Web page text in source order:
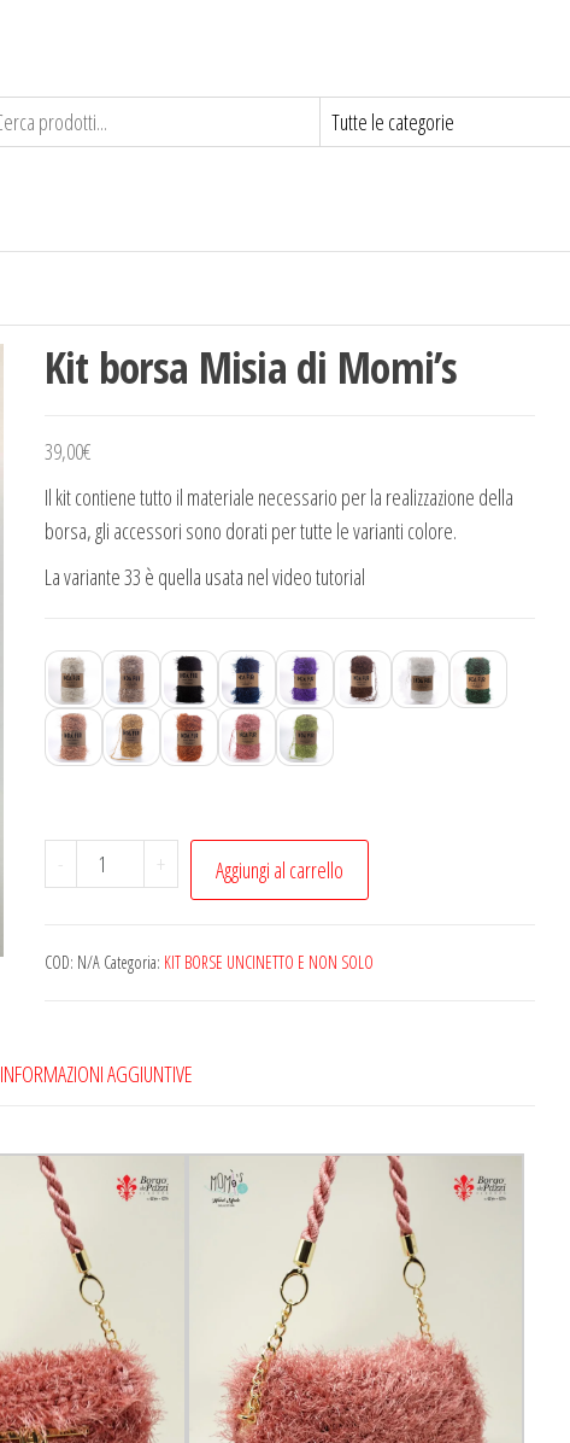
Kit borsa Misia di Momi’s
39,00€
Il kit contiene tutto il materiale necessario per la realizzazione della
borsa, gli accessori sono dorati per tutte le varianti colore.
La variante 33 è quella usata nel video tutorial
-
borsa
di
+ Aggiungi al carrello
COD: N/A Categoria: KIT BORSE UNCINETTO E NON SOLO
INFORMAZIONI AGGIUNTIVE